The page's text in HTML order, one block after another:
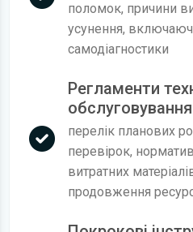
поломок, причини
усунення,
самодіагностики
Регламенти
перелік планових
перевірок,
витратних
продовження